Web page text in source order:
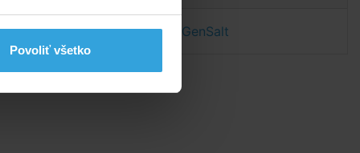
Povoliť všetko
Návod na solinátor GenSalt